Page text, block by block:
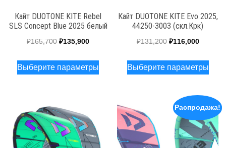
Кайт DUOTONE KITE Rebel
SLS Concept Blue 2025 белый
₽165,700 Первоначальная
составляла
₽135,900Текущая
₽135,900.
Выберите параметры
Этот
товар
вариаций.
Опции
можно
Кайт DUOTONE KITE Evo 2025,
44250-3003 (скл.Крк)
₽131,200 Первоначальная
составляла
₽116,000
Выберите параметры
Этот
Распродажа!